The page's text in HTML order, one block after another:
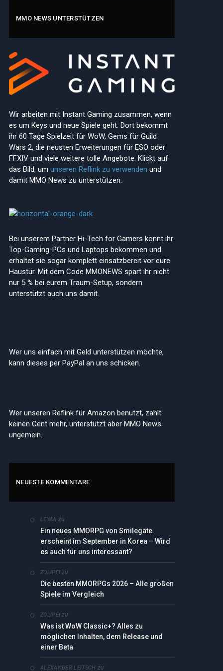
MMO NEWS UNTERSTÜTZEN
Wir arbeiten mit Instant Gaming zusammen, wenn
es um Keys und neue Spiele geht. Dort bekommt
ihr 60 Tage Spielzeit für WoW, Gems für Guild
Wars 2, die neusten Erweiterungen für ESO oder
FFXIV und viele weitere tolle Angebote. Klickt auf
das Bild, um unseren Reflink zu verwenden und
damit MMO News zu unterstützen.
Bei unserem Partner Hi-Tech for Gamers könnt ihr
Top-Gaming-PCs und Laptops bekommen und
erhaltet sie sogar komplett einsatzbereit vor eure
Haustür. Mit dem Code MMONEWS spart ihr nicht
nur 5 % bei eurem Traum-Setup, sondern
unterstützt auch uns damit.
Wer uns einfach mit Geld unterstützen möchte,
kann dieses per PayPal an uns schicken.
Wer unseren Reflink für Amazon benutzt, zahlt
keinen Cent mehr, unterstützt aber MMO News
ungemein.
NEUESTE KOMMENTARE
LEYAA zu
Ein neues MMORPG von Smilegate
erscheint im September in Korea – Wird
es auch für uns interessant?
ZOLIPEI zu
Die besten MMORPGs 2026 – Alle großen
Spiele im Vergleich
ZOLIPEI zu
Was ist WoW Classic+? Alles zu
möglichen Inhalten, dem Release und
einer Beta
ALEXANDER LEITSCH zu